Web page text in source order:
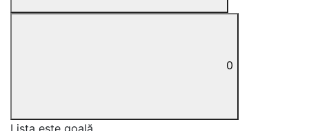
0
Lista este goală